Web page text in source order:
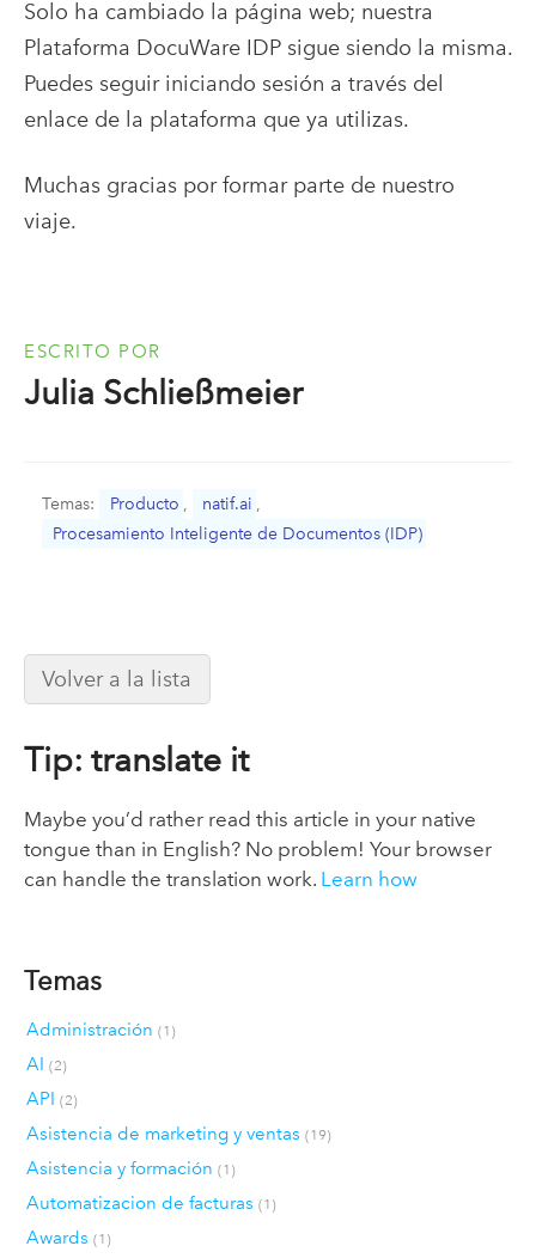
Solo ha cambiado la página web; nuestra
Plataforma DocuWare IDP sigue siendo la misma.
Puedes seguir iniciando sesión a través del
enlace de la plataforma que ya utilizas.
Muchas gracias por formar parte de nuestro
viaje.
ESCRITO POR
Julia Schließmeier
Temas: Producto , natif.ai ,
Procesamiento Inteligente de Documentos (IDP)
Volver a la lista
Tip: translate it
Maybe you’d rather read this article in your native
tongue than in English? No problem! Your browser
can handle the translation work. Learn how
Temas
Administración (1)
AI (2)
API (2)
Asistencia de marketing y ventas (19)
Asistencia y formación (1)
Automatizacion de facturas (1)
Awards (1)